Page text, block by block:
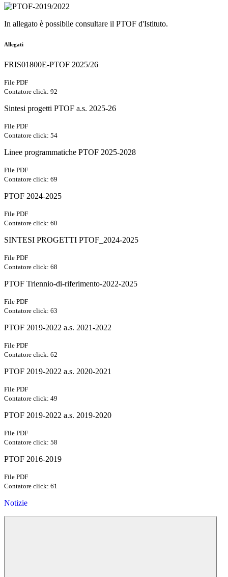
In allegato è possibile consultare il PTOF d'Istituto.
Allegati
FRIS01800E-PTOF 2025/26
File PDF
Contatore click: 92
Sintesi progetti PTOF a.s. 2025-26
File PDF
Contatore click: 54
Linee programmatiche PTOF 2025-2028
File PDF
Contatore click: 69
PTOF 2024-2025
File PDF
Contatore click: 60
SINTESI PROGETTI PTOF_2024-2025
File PDF
Contatore click: 68
PTOF Triennio-di-riferimento-2022-2025
File PDF
Contatore click: 63
PTOF 2019-2022 a.s. 2021-2022
File PDF
Contatore click: 62
PTOF 2019-2022 a.s. 2020-2021
File PDF
Contatore click: 49
PTOF 2019-2022 a.s. 2019-2020
File PDF
Contatore click: 58
PTOF 2016-2019
File PDF
Contatore click: 61
Notizie